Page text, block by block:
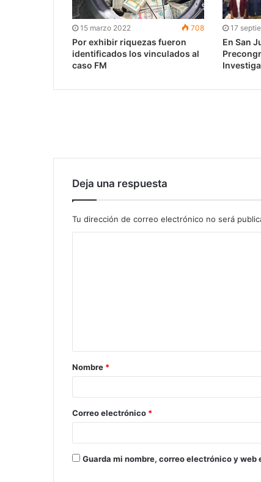
15 marzo 2022 708
Por exhibir riquezas fueron
identificados los vinculados al
caso FM
17
En San
Deja una respuesta
Tu dirección de correo electrónico no será
Nombre *
Correo electrónico *
Guarda mi nombre, correo electrónico y web